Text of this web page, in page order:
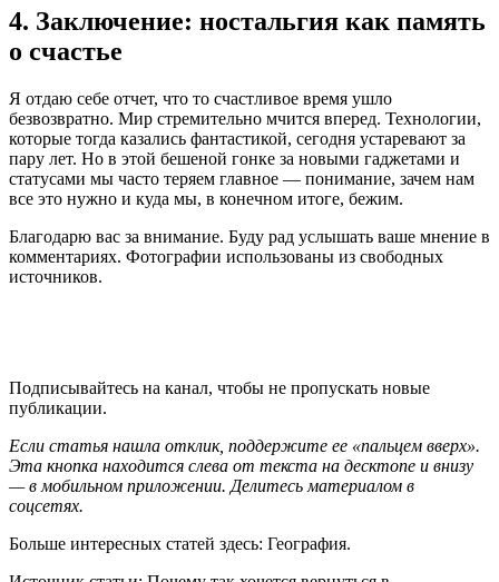
4. Заключение: ностальгия как память
о счастье
Я отдаю себе отчет, что то счастливое время ушло
безвозвратно. Мир стремительно мчится вперед. Технологии,
которые тогда казались фантастикой, сегодня устаревают за
пару лет. Но в этой бешеной гонке за новыми гаджетами и
статусами мы часто теряем главное — понимание, зачем нам
все это нужно и куда мы, в конечном итоге, бежим.
Благодарю вас за внимание. Буду рад услышать ваше мнение в
комментариях. Фотографии использованы из свободных
источников.
Подписывайтесь на канал, чтобы не пропускать новые
публикации.
Если статья нашла отклик, поддержите ее «пальцем вверх».
Эта кнопка находится слева от текста на десктопе и внизу
— в мобильном приложении. Делитесь материалом в
соцсетях.
Больше интересных статей здесь: География.